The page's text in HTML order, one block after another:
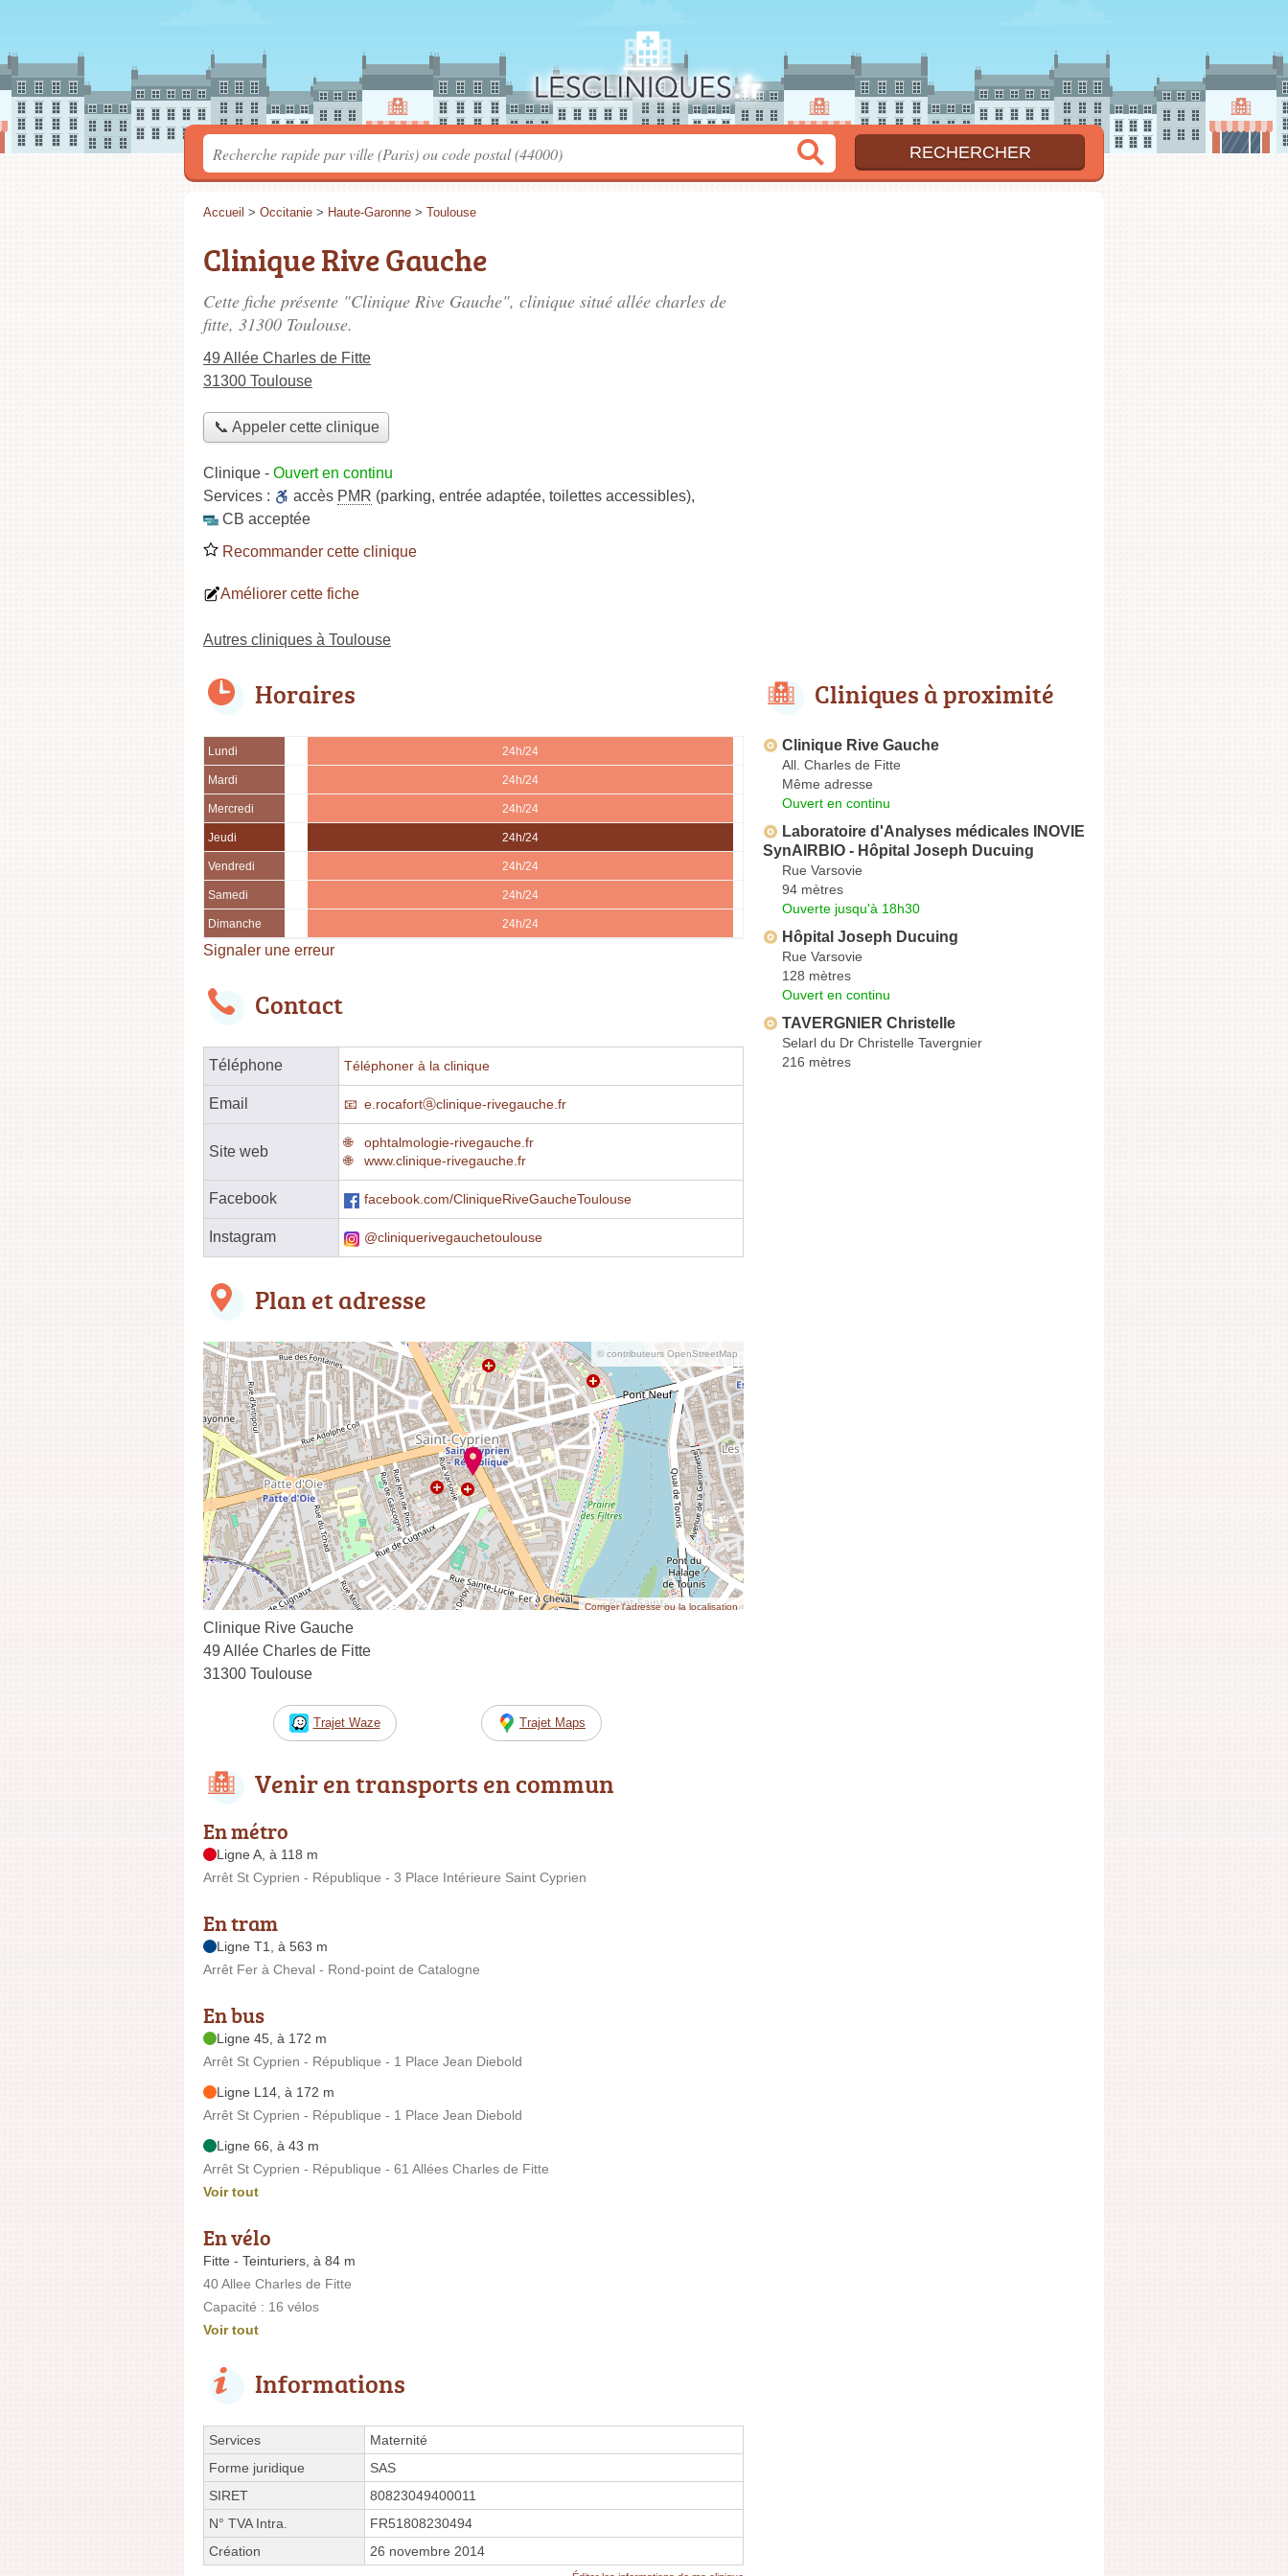
Accueil > Occitanie > Haute-Garonne > Toulouse
Clinique Rive Gauche
Cette fiche présente "Clinique Rive Gauche", clinique situé allée charles de
fitte, 31300 Toulouse.
49 Allée Charles de Fitte
31300 Toulouse
📞 Appeler cette clinique
Clinique - Ouvert en continu
Services :
accès PMR (parking, entrée adaptée, toilettes accessibles),
CB acceptée
Recommander cette clinique
Améliorer cette fiche
Autres cliniques à Toulouse
Horaires
Lundi 24h/24
Mardi 24h/24
Mercredi 24h/24
Jeudi 24h/24
Vendredi 24h/24
Samedi 24h/24
Dimanche 24h/24
Signaler une erreur
Contact
Téléphone Téléphoner à la clinique
Email e.rocafortⓐclinique-rivegauche.fr
Site web
ophtalmologie-rivegauche.fr
www.clinique-rivegauche.fr
Facebook facebook.com/CliniqueRiveGaucheToulouse
Instagram @cliniquerivegauchetoulouse
Plan et adresse
© contributeurs OpenStreetMap
Corriger l’adresse ou la localisation
Clinique Rive Gauche
49 Allée Charles de Fitte
31300 Toulouse
Trajet Waze Trajet Maps
Venir en transports en commun
En métro
Ligne A, à 118 m
Arrêt St Cyprien - République - 3 Place Intérieure Saint Cyprien
En tram
Ligne T1, à 563 m
Arrêt Fer à Cheval - Rond-point de Catalogne
En bus
Ligne 45, à 172 m
Arrêt St Cyprien - République - 1 Place Jean Diebold
Ligne L14, à 172 m
Arrêt St Cyprien - République - 1 Place Jean Diebold
Ligne 66, à 43 m
Arrêt St Cyprien - République - 61 Allées Charles de Fitte
Voir tout
En vélo
Fitte - Teinturiers, à 84 m
40 Allee Charles de Fitte
Capacité : 16 vélos
Voir tout
Informations
Services
Maternité
Forme juridique
SAS
SIRET
80823049400011
N° TVA Intra.
FR51808230494
Création
26 novembre 2014
Cliniques à proximité
Clinique Rive Gauche
All. Charles de Fitte
Même adresse
Ouvert en continu
Laboratoire d'Analyses médicales INOVIE
SynAIRBIO - Hôpital Joseph Ducuing
Rue Varsovie
94 mètres
Ouverte jusqu'à 18h30
Hôpital Joseph Ducuing
Rue Varsovie
128 mètres
Ouvert en continu
TAVERGNIER Christelle
Selarl du Dr Christelle Tavergnier
216 mètres